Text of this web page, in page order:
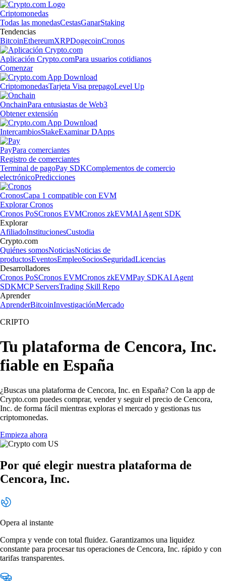
Criptomonedas
Todas las monedasCestasGanarStaking
Tendencias
BitcoinEthereumXRPDogecoinCronos
Aplicación Crypto.comPara usuarios cotidianos
Comenzar
CriptomonedasTarjeta Visa prepagoLevel Up
OnchainPara entusiastas de Web3
Obtener extensión
IntercambiosStakeExaminar DApps
PayPara comerciantes
Registro de comerciantes
Terminal de pagoPay SDKComplementos de comercio
electrónicoPredicciones
CronosCapa 1 compatible con EVM
Explorar Cronos
Cronos PoSCronos EVMCronos zkEVMAI Agent SDK
Explorar
AfiliadoInstitucionesCustodia
Crypto.com
Quiénes somosNoticiasNoticias de
productosEventosEmpleoSociosSeguridadLicencias
Desarrolladores
Cronos PoSCronos EVMCronos zkEVMPay SDKAI Agent
SDKMCP ServersTrading Skill Repo
Aprender
AprenderBitcoinInvestigaciónMercado
CRIPTO
Tu plataforma de Cencora, Inc.
fiable en España
¿Buscas una plataforma de Cencora, Inc. en España? Con la app de
Crypto.com puedes comprar, vender y seguir el precio de Cencora,
Inc. de forma fácil mientras exploras el mercado y gestionas tus
criptomonedas.
Empieza ahora
Por qué elegir nuestra plataforma de
Cencora, Inc.
Opera al instante
Compra y vende con total fluidez. Garantizamos una liquidez
constante para procesar tus operaciones de Cencora, Inc. rápido y con
tarifas transparentes.